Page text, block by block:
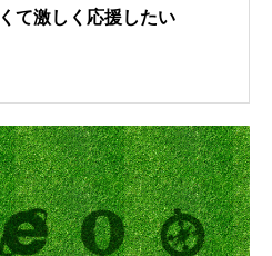
て激しく応援したい